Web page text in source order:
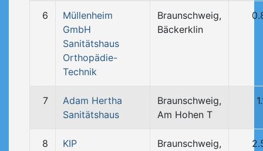
6
Müllenheim
GmbH
Sanitätshaus
Orthopädie-
Technik
Braunschweig,
Bäckerklin
7
Adam Hertha
Sanitätshaus
Braunschweig,
Am Hohen T
8
KIP
Braunschweig,